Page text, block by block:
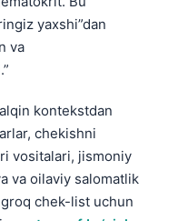
yaxshi”dan
va
kontekstdan
chekishni
vositalari, jismoniy
va oilaviy salomatlik
chek-list uchun